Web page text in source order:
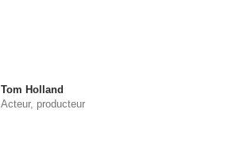
Tom Holland
Acteur, producteur